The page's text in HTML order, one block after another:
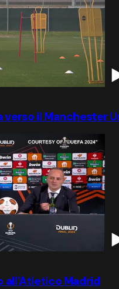
verso il Manchester
all'Atletico Madrid